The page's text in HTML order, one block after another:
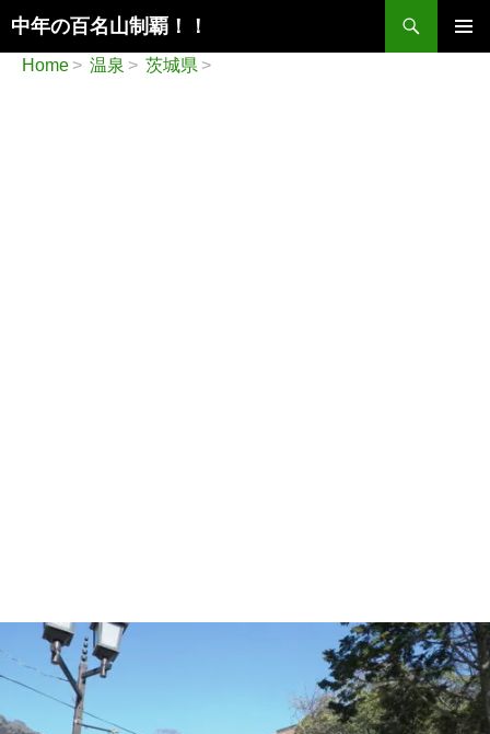
中年の百名山制覇！！
検
索
ンHome 温泉 茨城県